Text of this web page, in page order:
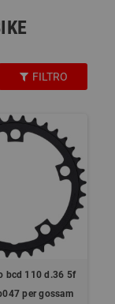
FILTRO
bcd 110 d.36 5f
per gossam